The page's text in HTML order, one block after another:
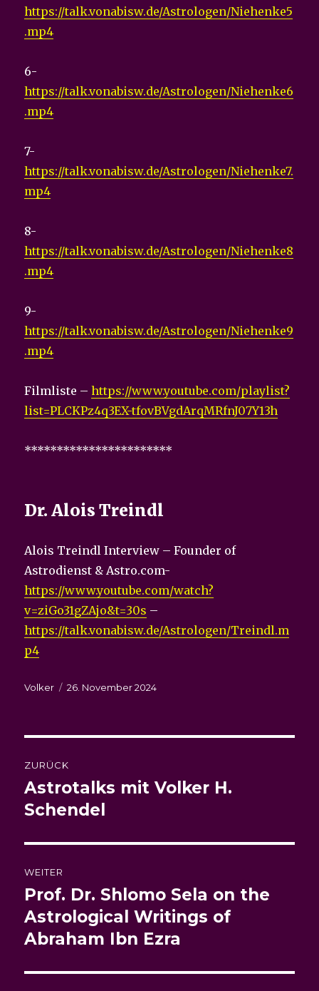
https://talk.vonabisw.de/Astrologen/Niehenke5
.mp4
6-
https://talk.vonabisw.de/Astrologen/Niehenke6
.mp4
7-
https://talk.vonabisw.de/Astrologen/Niehenke7.
mp4
8-
https://talk.vonabisw.de/Astrologen/Niehenke8
.mp4
9-
https://talk.vonabisw.de/Astrologen/Niehenke9
.mp4
Filmliste –https://www.youtube.com/playlist?
list=PLCKPz4q3EX-tfovBVgdArqMRfnJ07Y13h
***********************
Dr. Alois Treindl
Alois Treindl Interview – Founder of
Astrodienst & Astro.com-
https://www.youtube.com/watch?
v=ziGo31gZAjo&t=30s –
https://talk.vonabisw.de/Astrologen/Treindl.m
p4
Autor
Volker
Veröffentlicht
26. November 2024
ZURÜCK
Vorheriger
Beitrag:
Astrotalks mit Volker H.
Schendel
WEITER
Nächster
Beitrag:
Prof. Dr. Shlomo Sela on the
Astrological Writings of
Abraham Ibn Ezra